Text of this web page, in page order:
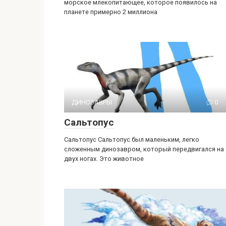
морское млекопитающее, которое появилось на
планете примерно 2 миллиона
ДИНОЗАВРЫ 0
Сальтопус
Сальтопус Сальтопус был маленьким, легко
сложенным динозавром, который передвигался на
двух ногах. Это животное